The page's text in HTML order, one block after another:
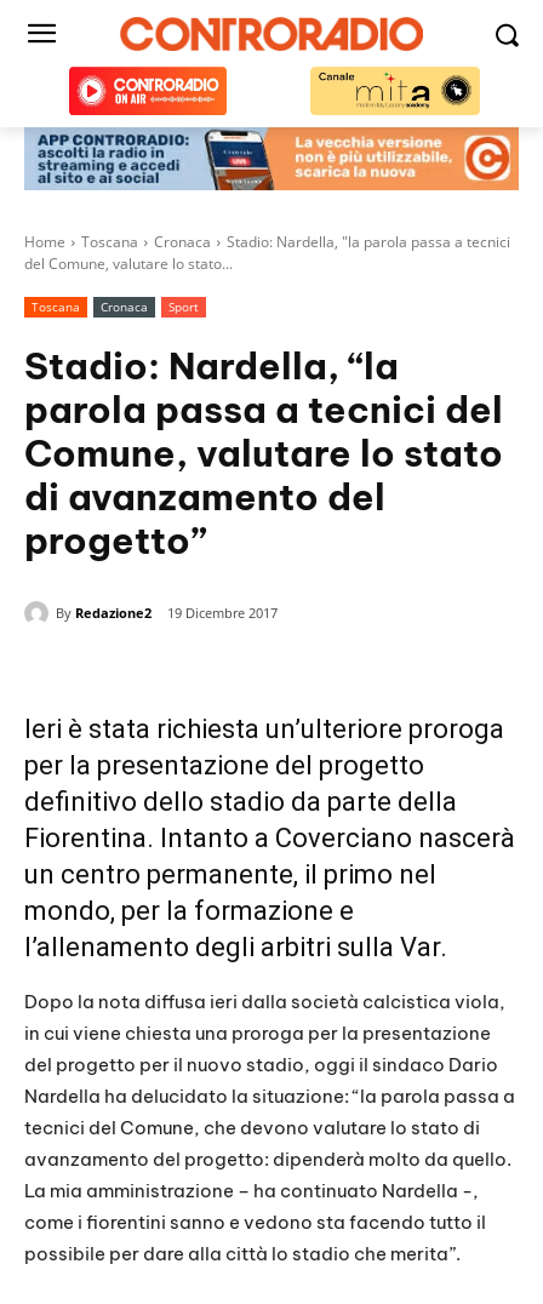
Home Toscana Cronaca
Stadio: Nardella, "la parola passa a tecnici
del Comune, valutare lo stato...
Toscana Cronaca Sport
Stadio: Nardella, “la
parola passa a tecnici del
Comune, valutare lo stato
di avanzamento del
progetto”
By Redazione2 19 Dicembre 2017
Ieri è stata richiesta un’ulteriore proroga
per la presentazione del progetto
definitivo dello stadio da parte della
Fiorentina. Intanto a Coverciano nascerà
un centro permanente, il primo nel
mondo, per la formazione e
l’allenamento degli arbitri sulla Var.
Dopo la nota diffusa ieri dalla società calcistica viola,
in cui viene chiesta una proroga per la presentazione
del progetto per il nuovo stadio, oggi il sindaco Dario
Nardella ha delucidato la situazione: “la parola passa a
tecnici del Comune, che devono valutare lo stato di
avanzamento del progetto: dipenderà molto da quello.
La mia amministrazione – ha continuato Nardella -,
come i fiorentini sanno e vedono sta facendo tutto il
possibile per dare alla città lo stadio che merita”.